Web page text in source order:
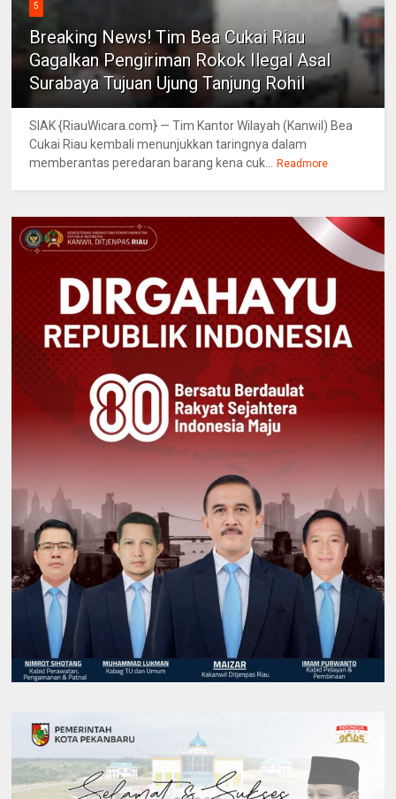
5
Breaking News! Tim Bea Cukai Riau
Gagalkan Pengiriman Rokok Ilegal Asal
Surabaya Tujuan Ujung Tanjung Rohil
SIAK {RiauWicara.com} — Tim Kantor Wilayah (Kanwil) Bea
Cukai Riau kembali menunjukkan taringnya dalam
memberantas peredaran barang kena cuk...
Readmore